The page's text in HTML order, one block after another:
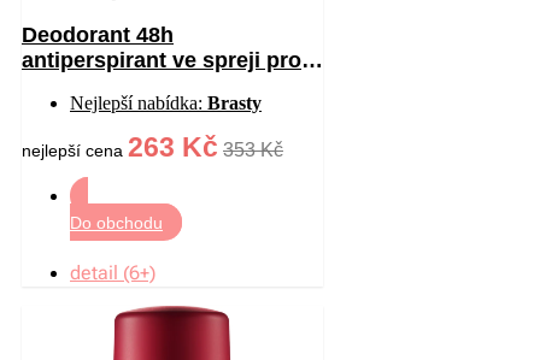
Deodorant 48h
antiperspirant ve spreji proti
Nejlepší nabídka: Brasty
nejlepší cena 263 Kč 353 Kč
Do obchodu
detail (6+)